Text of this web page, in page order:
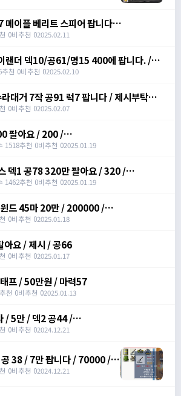
메이플 베리트 스피어 팝니다
o/gZBfyJ6f /
0비추천 02025.02.11
랜더 덱10/공61/명15 400에 팝니다. /
추천 0비추천 02025.02.10
대거 7작 공91 럭7 팝니다 / 제시부탁드
대거
0비추천 02025.02.07
팔아요 / 200 /
o/sudvnjbh
1518추천 0비추천 02025.01.19
덱1 공78 320만 팔아요 / 320 /
o/sudvnjbh
1462추천 0비추천 02025.01.19
드 45마 20만 / 200000 /
open.kakao.com/o/sqsdWdbh
0비추천 02025.01.18
아요 / 제시 / 공66
0비추천 02025.01.17
프 / 50만원 / 마력57
추천 0비추천 02025.01.13
/ 5만 / 덱2 공44 /
o/szTBqf6g
0비추천 02024.12.21
38 / 7만 팝니다 / 70000 /
open.kakao.com/o/szTBqf6g
0비추천 02024.12.21